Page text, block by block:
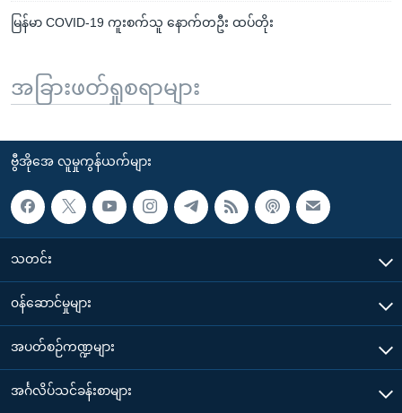
မြန်မာ COVID-19 ကူးစက်သူ နောက်တဦး ထပ်တိုး
အခြားဖတ်ရှုစရာများ
ဗွီအိုအေ လူမှုကွန်ယက်များ
သတင်း
၀န်ဆောင်မှုများ
အပတ်စဉ်ကဏ္ဍများ
အင်္ဂလိပ်သင်ခန်းစာများ